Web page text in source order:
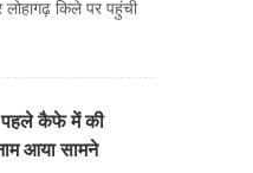
किले पर पहुंची
पहले कैफे में की
आया सामने